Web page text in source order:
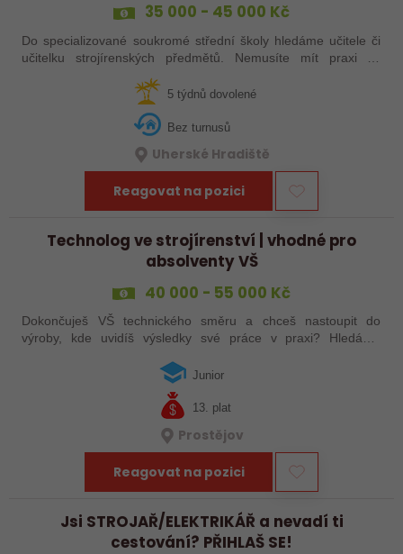
35 000 - 45 000 Kč
Do specializované soukromé střední školy hledáme učitele či
učitelku strojírenských předmětů. Nemusíte mít praxi ze
ně. Máte za sebou…
5 týdnů dovolené
Bez turnusů
Uherské Hradiště
Reagovat na pozici
Technolog ve strojírenství | vhodné pro
absolventy VŠ
40 000 - 55 000 Kč
Dokončuješ VŠ technického směru a chceš nastoupit do
výroby, kde uvidíš výsledky své práce v praxi? Hledáme
Pozice se zaměřuje především na…
Junior
13. plat
Prostějov
Reagovat na pozici
Jsi STROJAŘ/ELEKTRIKÁŘ a nevadí ti
cestování? PŘIHLAŠ SE!